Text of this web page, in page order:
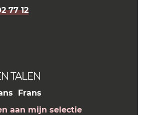
77 12
TALEN
Frans
aan mijn selectie